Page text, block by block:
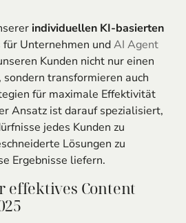
individuellen KI-basierten
für Unternehmen undAI Agent
Kunden nicht nur einen
transformieren auch
für maximale Effektivität
Ansatz ist darauf spezialisiert,
jedes Kunden zu
Lösungen zu
Ergebnisse liefern.
effektives Content